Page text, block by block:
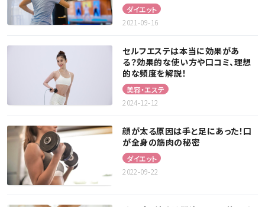
ダイエット
2021-09-16
セルフエステは本当に効果があ
る？効果的な使い方や口コミ、理想
的な頻度を解説！
美容・エステ
2024-12-12
顔が太る原因は手と足にあった！口
が全身の筋肉の秘密
ダイエット
2022-09-22